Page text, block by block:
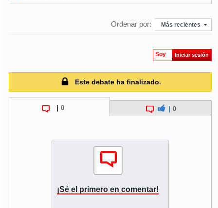
Ordenar por: Más recientes
Soy Iniciar sesión
Este debate ha finalizado.
0 0
¡Sé el primero en comentar!